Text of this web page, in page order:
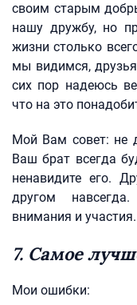
своим старым
нашу дружбу, но
жизни столько
мы видимся,
сих пор надеюсь
что на это
Мой Вам совет: не
Ваш брат всегда
ненавидите его.
другом
внимания и участия.
7. Самое
Мои ошибки: